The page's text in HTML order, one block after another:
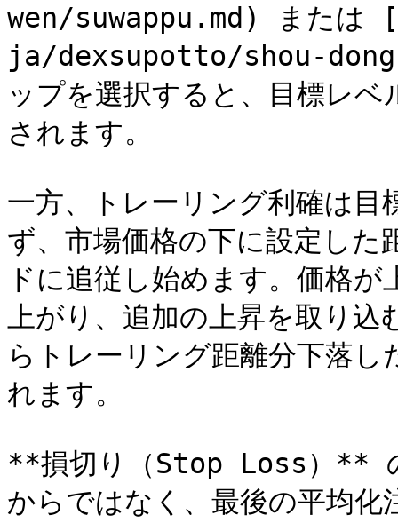
wen/suwappu.md) また
ja/dexsupotto/shou-
ップを選択すると、目標レ
されます。
一方、トレーリング利確は
ず、市場価格の下に設定した
ドに追従し始めます。価格
上がり、追加の上昇を取り
らトレーリング距離分下落
れます。
**損切り（Stop Loss）**
からではなく、最後の平均